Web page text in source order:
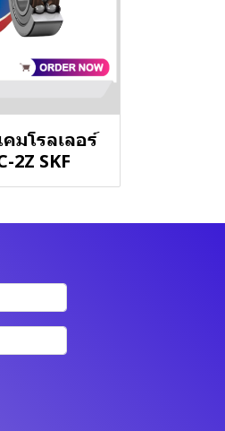
มโรลเลอร์
2Z SKF